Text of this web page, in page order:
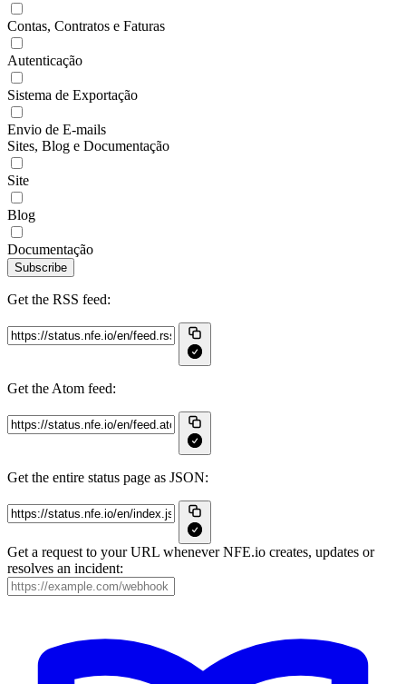
Contas, Contratos e Faturas
Autenticação
Sistema de Exportação
Envio de E-mails
Sites, Blog e Documentação
Site
Blog
Documentação
Subscribe
Get the RSS feed:
Get the Atom feed:
Get the entire status page as JSON:
Get a request to your URL whenever NFE.io creates, updates or
resolves an incident: